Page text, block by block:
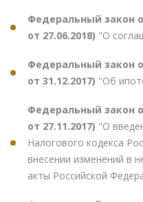
Федеральный закон
от 27.06.2018) "О
Федеральный закон
от 31.12.2017) "Об
Федеральный закон
от 27.11.2017) "О
Налогового кодекса
внесении изменений в
акты Российской